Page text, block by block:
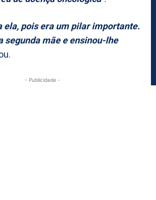
ela, pois era um pilar importante.
segunda mãe e ensinou-lhe
- Publicidade -